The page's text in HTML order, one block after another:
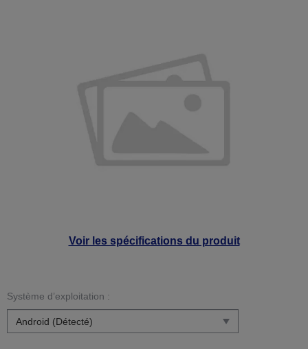
Voir les spécifications du produit
Système d’exploitation :